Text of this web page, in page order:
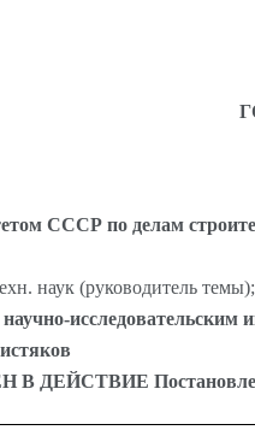
СССР по делам
наук (руководитель темы);
исследовательским